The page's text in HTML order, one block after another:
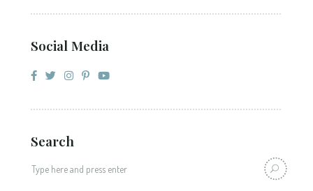
Social Media
Search